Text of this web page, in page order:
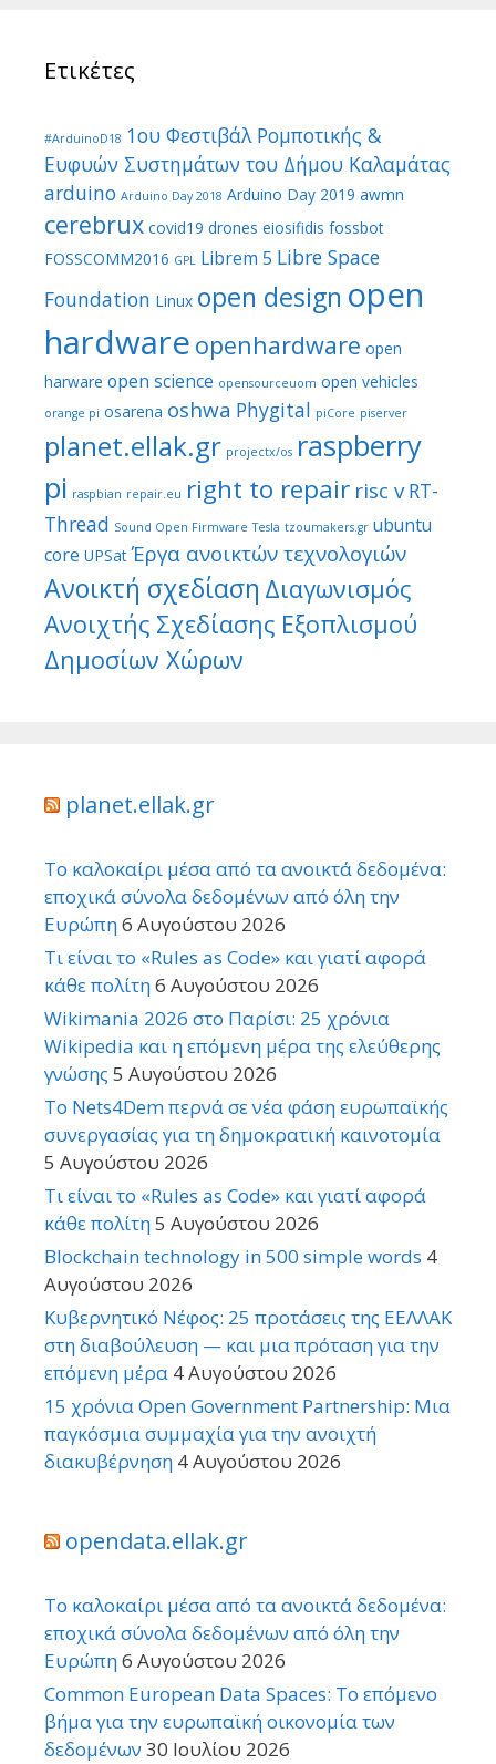
Ετικέτες
#ArduinoD18 1ου Φεστιβάλ Ρομποτικής &
Ευφυών Συστημάτων του Δήμου Καλαμάτας
arduino Arduino Day 2018 Arduino Day 2019 awmn
cerebrux covid19 drones eiosifidis fossbot
FOSSCOMM2016 GPL Librem 5 Libre Space
Foundation Linux open design open
hardware openhardware open
harware open science opensourceuom open vehicles
orange pi osarena oshwa Phygital piCore piserver
planet.ellak.gr projectx/os raspberry
pi raspbian repair.eu right to repair risc v RT-
Thread Sound Open Firmware Tesla tzoumakers.gr ubuntu
core UPSat Έργα ανοικτών τεχνολογιών
Ανοικτή σχεδίαση Διαγωνισμός
Ανοιχτής Σχεδίασης Εξοπλισμού
Δημοσίων Χώρων
planet.ellak.gr
Το καλοκαίρι μέσα από τα ανοικτά δεδομένα:
εποχικά σύνολα δεδομένων από όλη την
Ευρώπη6 Αυγούστου 2026
Τι είναι το «Rules as Code» και γιατί αφορά
κάθε πολίτη6 Αυγούστου 2026
Wikimania 2026 στο Παρίσι: 25 χρόνια
Wikipedia και η επόμενη μέρα της ελεύθερης
γνώσης 5 Αυγούστου 2026
Το Nets4Dem περνά σε νέα φάση ευρωπαϊκής
συνεργασίας για τη δημοκρατική καινοτομία
5 Αυγούστου 2026
Τι είναι το «Rules as Code» και γιατί αφορά
κάθε πολίτη5 Αυγούστου 2026
Blockchain technology in 500 simple words 4
Αυγούστου 2026
Κυβερνητικό Νέφος: 25 προτάσεις της ΕΕΛΛΑΚ
στη διαβούλευση — και μια πρόταση για την
επόμενη μέρα 4 Αυγούστου 2026
15 χρόνια Open Government Partnership: Μια
παγκόσμια συμμαχία για την ανοιχτή
διακυβέρνηση 4 Αυγούστου 2026
opendata.ellak.gr
Το καλοκαίρι μέσα από τα ανοικτά δεδομένα:
εποχικά σύνολα δεδομένων από όλη την
Ευρώπη6 Αυγούστου 2026
Common European Data Spaces: Το επόμενο
βήμα για την ευρωπαϊκή οικονομία των
δεδομένων 30 Ιουλίου 2026